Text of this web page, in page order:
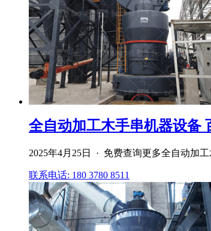
全自动加工木手串机器设备
2025年4月25日 · 免费查询更多全自动加
联系电话: 180 3780 8511